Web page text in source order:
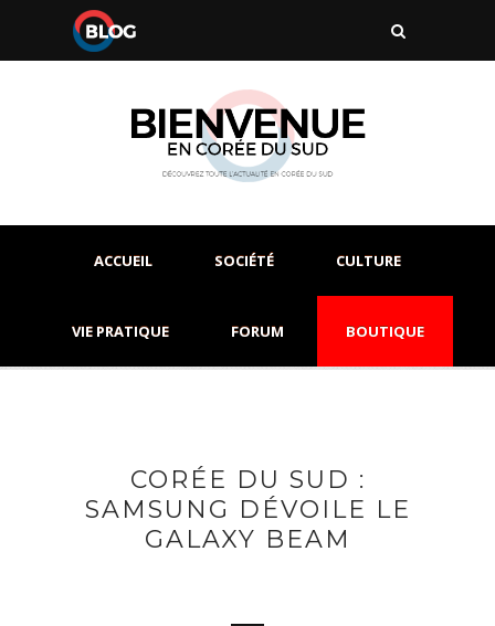
ACCUEIL SOCIÉTÉ CULTURE
VIE PRATIQUE FORUM BOUTIQUE
CORÉE DU SUD :
SAMSUNG DÉVOILE LE
GALAXY BEAM